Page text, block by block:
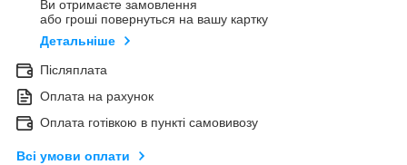
Ви отримаєте замовлення
або гроші повернуться на вашу картку
Детальніше
Післяплата
Оплата на рахунок
Оплата готівкою в пункті самовивозу
Всі умови оплати